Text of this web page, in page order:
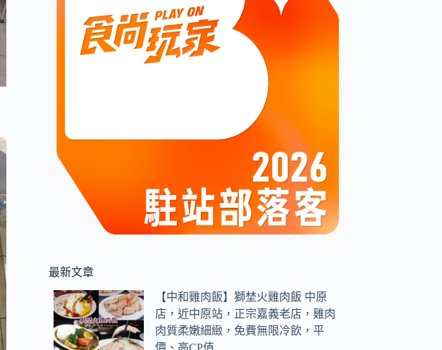
最新文章
【中和雞肉飯】獅埜火雞肉飯 中原
店，近中原站，正宗嘉義老店，雞肉
肉質柔嫩細緻，免費無限冷飲，平
價、高CP值